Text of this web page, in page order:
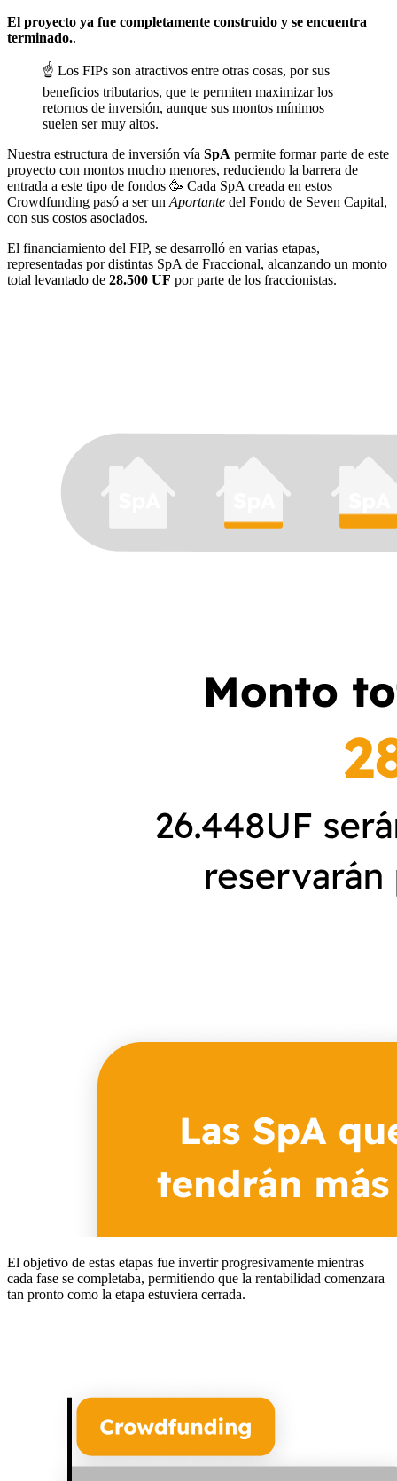
El proyecto ya fue completamente construido y se encuentra
terminado..
☝️ Los FIPs son atractivos entre otras cosas, por sus
beneficios tributarios, que te permiten maximizar los
retornos de inversión, aunque sus montos mínimos
suelen ser muy altos.
Nuestra estructura de inversión vía SpA permite formar parte de este
proyecto con montos mucho menores, reduciendo la barrera de
entrada a este tipo de fondos 🥳 Cada SpA creada en estos
Crowdfunding pasó a ser un Aportante del Fondo de Seven Capital,
con sus costos asociados.
El financiamiento del FIP, se desarrolló en varias etapas,
representadas por distintas SpA de Fraccional, alcanzando un monto
total levantado de 28.500 UF por parte de los fraccionistas.
El objetivo de estas etapas fue invertir progresivamente mientras
cada fase se completaba, permitiendo que la rentabilidad comenzara
tan pronto como la etapa estuviera cerrada.